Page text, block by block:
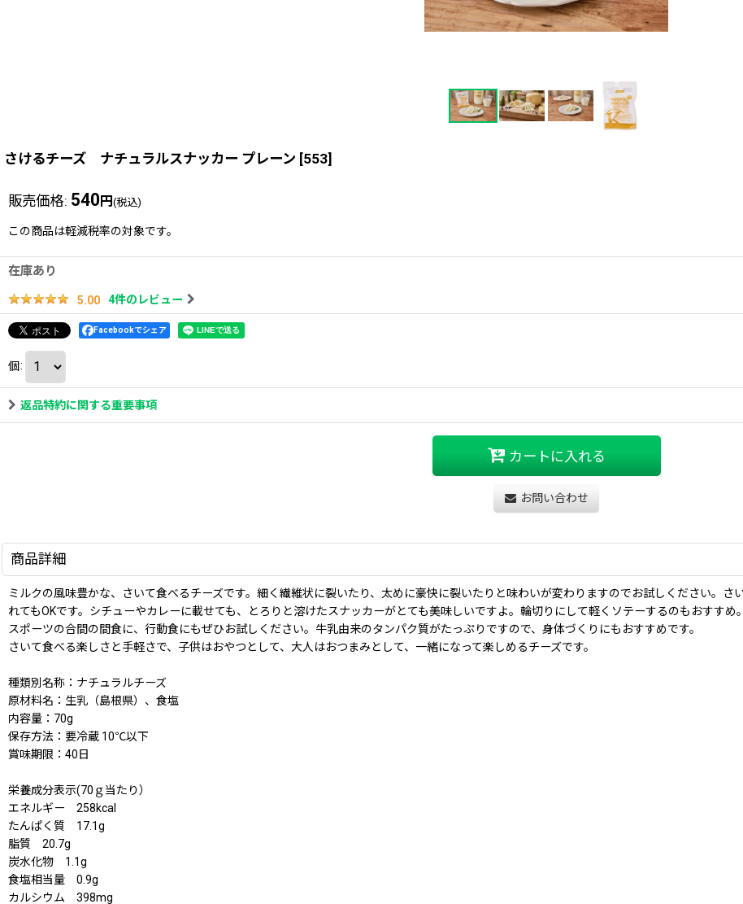
さけるチーズ ナチュラルスナッカー プレーン [553]
販売価格: 540 円 (税込)
この商品は軽減税率の対象です。
在庫あり
5.00 4件のレビュー
Facebookでシェア
個:
返品特約に関する重要事項
カートに入れる
お問い合わせ
商品詳細
ミルクの風味豊かな、さいて食べるチーズです。細く繊維状に裂いたり、太めに豪快に裂いたりと味わいが変わりますのでお試しください。
れてもOKです。シチューやカレーに載せても、とろりと溶けたスナッカーがとても美味しいですよ。輪切りにして軽くソテーするのもおすすめ。
スポーツの合間の間食に、行動食にもぜひお試しください。牛乳由来のタンパク質がたっぷりですので、身体づくりにもおすすめです。
さいて食べる楽しさと手軽さで、子供はおやつとして、大人はおつまみとして、一緒になって楽しめるチーズです。
種類別名称：ナチュラルチーズ
原材料名：生乳（島根県）、食塩
内容量：70g
保存方法：要冷蔵 10℃以下
賞味期限：40日
栄養成分表示(70ｇ当たり）
エネルギー 258kcal
たんぱく質 17.1g
脂質 20.7g
炭水化物 1.1g
食塩相当量 0.9g
カルシウム 398mg